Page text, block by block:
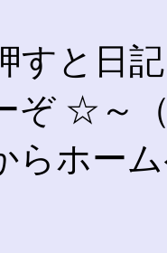
すと日
ぞ ☆～
らホー